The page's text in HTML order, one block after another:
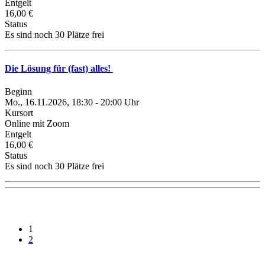
Entgelt
16,00 €
Status
Es sind noch 30 Plätze frei
Die Lösung für (fast) alles!
Beginn
Mo., 16.11.2026, 18:30 - 20:00 Uhr
Kursort
Online mit Zoom
Entgelt
16,00 €
Status
Es sind noch 30 Plätze frei
1
2